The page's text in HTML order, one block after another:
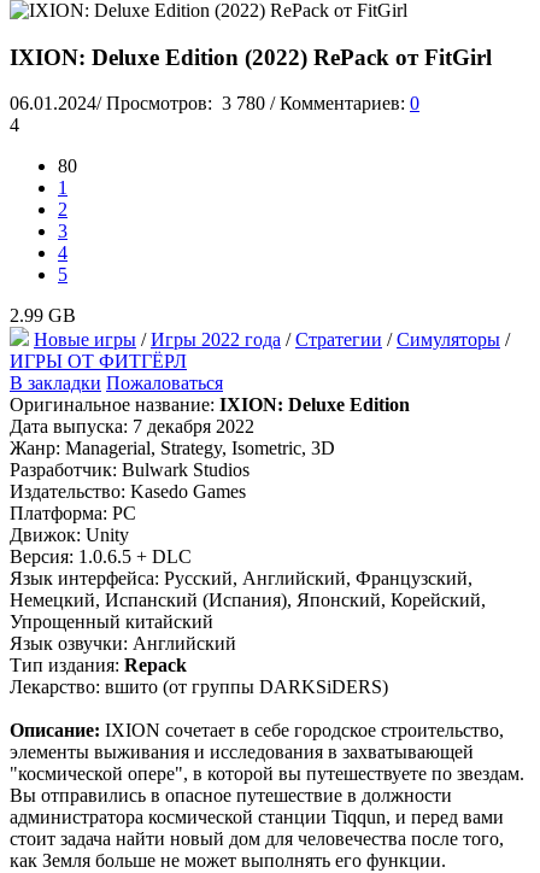
IXION: Deluxe Edition (2022) RePack от FitGirl
06.01.2024/ Просмотров: 3 780 / Комментариев: 0
4
80
1
2
3
4
5
2.99 GB
Новые игры /Игры 2022 года /Стратегии /Симуляторы /
ИГРЫ ОТ ФИТГЁРЛ
В закладки Пожаловаться
Оригинальное название: IXION: Deluxe Edition
Дата выпуска: 7 декабря 2022
Жанр: Managerial, Strategy, Isometric, 3D
Разработчик: Bulwark Studios
Издательство: Kasedo Games
Платформа: PC
Движок: Unity
Версия: 1.0.6.5 + DLC
Язык интерфейса: Русский, Английский, Французский,
Немецкий, Испанский (Испания), Японский, Корейский,
Упрощенный китайский
Язык озвучки: Английский
Тип издания: Repack
Лекарство: вшито (от группы DARKSiDERS)
Описание: IXION сочетает в себе городское строительство,
элементы выживания и исследования в захватывающей
"космической опере", в которой вы путешествуете по звездам.
Вы отправились в опасное путешествие в должности
администратора космической станции Tiqqun, и перед вами
стоит задача найти новый дом для человечества после того,
как Земля больше не может выполнять его функции.